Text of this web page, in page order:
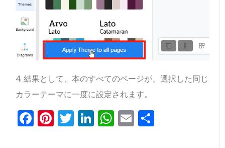
4. 結果として、本のすべてのページが、選択した同じ
カラーテーマに一度に設定されます。
Facebook
Pinterest
Twitter
LinkedIn
WhatsApp
Email